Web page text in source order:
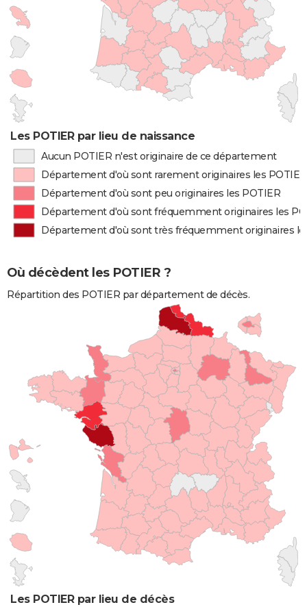
Les POTIER par lieu de naissance
Aucun POTIER n'est originaire de ce département
Département d'où sont rarement originaires les POTIER
Département d'où sont peu originaires les POTIER
Département d'où sont fréquemment originaires les
Département d'où sont très fréquemment originaires
Où décèdent les POTIER ?
Répartition des POTIER par département de décès.
Les POTIER par lieu de décès